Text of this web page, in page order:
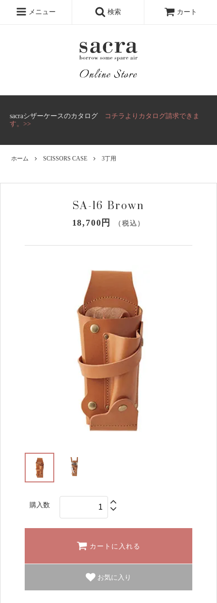
sacraシザーケースのカタログ
コチラよりカタログ請求できま
す。>>
メニュー 検索 カート
ホーム SCISSORS CASE 3丁用
SA-16 Brown
18,700円 （税込）
購入数
カートに入れる
お気に入り